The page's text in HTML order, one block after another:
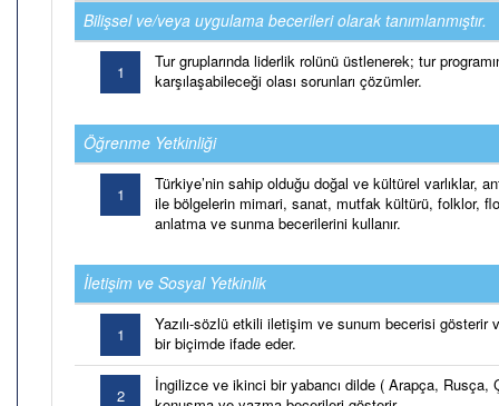
Bilişsel ve/veya uygulama becerileri olarak tanımlanmıştır.
1
Tur gruplarında liderlik rolünü üstlenerek; tur
karşılaşabileceği olası sorunları çözümler.
Öğrenme Yetkinliği
1
Türkiye’nin sahip olduğu doğal ve kültürel varlıklar,
ile bölgelerin mimari, sanat, mutfak kültürü, folklor,
anlatma ve sunma becerilerini kullanır.
İletişim ve Sosyal Yetkinlik
1
Yazılı-sözlü etkili iletişim ve sunum becerisi
bir biçimde ifade eder.
2
İngilizce ve ikinci bir yabancı dilde ( Arapça, Rusça,